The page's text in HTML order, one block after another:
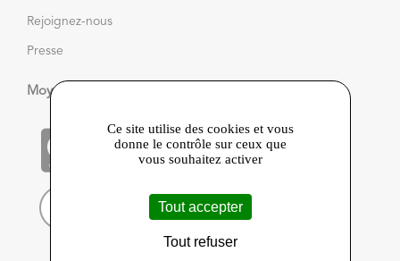
Rejoignez-nous
Presse
Moyens de paiement
Ce site utilise des cookies et vous
donne le contrôle sur ceux que
vous souhaitez activer
Tout accepter
Tout refuser